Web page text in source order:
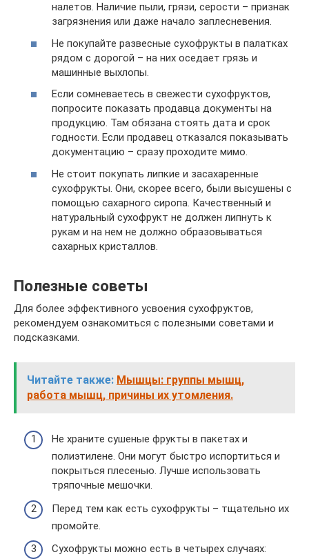
налетов. Наличие пыли, грязи, серости – признак
загрязнения или даже начало заплесневения.
Не покупайте развесные сухофрукты в палатках
рядом с дорогой – на них оседает грязь и
машинные выхлопы.
Если сомневаетесь в свежести сухофруктов,
попросите показать продавца документы на
продукцию. Там обязана стоять дата и срок
годности. Если продавец отказался показывать
документацию – сразу проходите мимо.
Не стоит покупать липкие и засахаренные
сухофрукты. Они, скорее всего, были высушены с
помощью сахарного сиропа. Качественный и
натуральный сухофрукт не должен липнуть к
рукам и на нем не должно образовываться
сахарных кристаллов.
Полезные советы
Для более эффективного усвоения сухофруктов,
рекомендуем ознакомиться с полезными советами и
подсказками.
Читайте также: Мышцы: группы мышц,
работа мышц, причины их утомления.
Не храните сушеные фрукты в пакетах и
полиэтилене. Они могут быстро испортиться и
покрыться плесенью. Лучше использовать
тряпочные мешочки.
Перед тем как есть сухофрукты – тщательно их
промойте.
Сухофрукты можно есть в четырех случаях: